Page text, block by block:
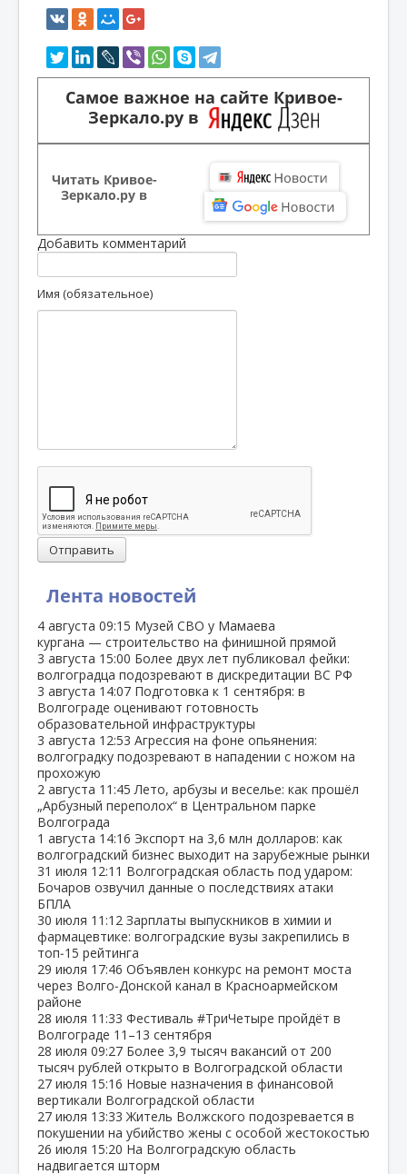
Лента новостей
4 августа 09:15 Музей СВО у Мамаева
кургана — строительство на финишной прямой
3 августа 15:00 Более двух лет публиковал фейки:
волгоградца подозревают в дискредитации ВС РФ
3 августа 14:07 Подготовка к 1 сентября: в
Волгограде оценивают готовность
образовательной инфраструктуры
3 августа 12:53 Агрессия на фоне опьянения:
волгоградку подозревают в нападении с ножом на
прохожую
2 августа 11:45 Лето, арбузы и веселье: как прошёл
„Арбузный переполох“ в Центральном парке
Волгограда
1 августа 14:16 Экспорт на 3,6 млн долларов: как
волгоградский бизнес выходит на зарубежные рынки
31 июля 12:11 Волгоградская область под ударом:
Бочаров озвучил данные о последствиях атаки
БПЛА
30 июля 11:12 Зарплаты выпускников в химии и
фармацевтике: волгоградские вузы закрепились в
топ‑15 рейтинга
29 июля 17:46 Объявлен конкурс на ремонт моста
через Волго‑Донской канал в Красноармейском
районе
28 июля 11:33 Фестиваль #ТриЧетыре пройдёт в
Волгограде 11–13 сентября
28 июля 09:27 Более 3,9 тысяч вакансий от 200
тысяч рублей открыто в Волгоградской области
27 июля 15:16 Новые назначения в финансовой
вертикали Волгоградской области
27 июля 13:33 Житель Волжского подозревается в
покушении на убийство жены с особой жестокостью
26 июля 15:20 На Волгоградскую область
надвигается шторм
Самое важное на сайте Кривое-
Зеркало.ру в
Читать Кривое-
Зеркало.ру в
Добавить комментарий
Имя (обязательное)
Отправить